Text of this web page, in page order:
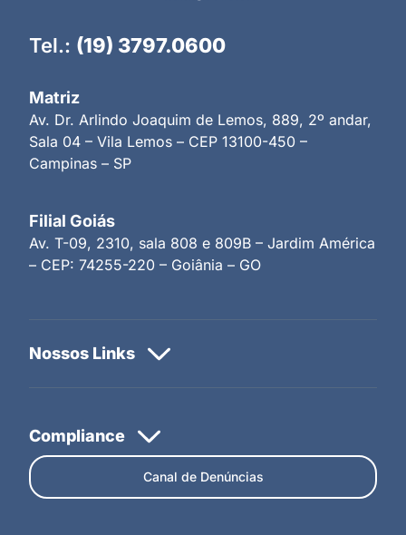
Tel.: (19) 3797.0600
Matriz
Av. Dr. Arlindo Joaquim de Lemos, 889, 2º andar,
Sala 04 – Vila Lemos – CEP 13100-450 –
Campinas – SP
Filial Goiás
Av. T-09, 2310, sala 808 e 809B – Jardim América
– CEP: 74255-220 – Goiânia – GO
Canal de Denúncias